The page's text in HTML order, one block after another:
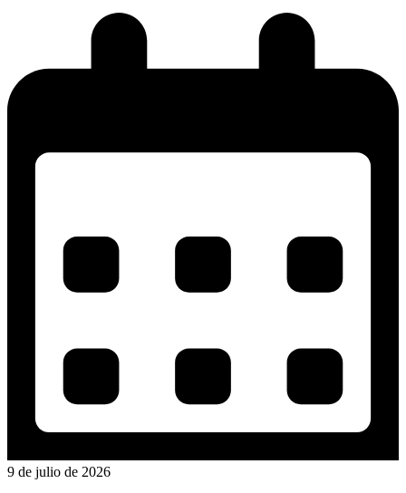
9 de julio de 2026